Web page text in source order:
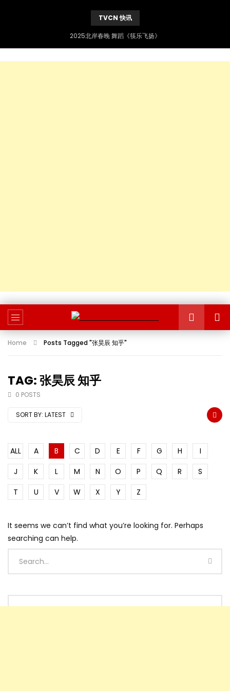
TVCN 快讯
2025北岸春晚 舞蹈《筷乐飞扬》
Home Posts Tagged "张昊辰 知乎"
TAG: 张昊辰 知乎
0 POSTS
SORT BY: LATEST
ALL A B C D E F G H
I
J
K L M N O P Q R
S
T
U V W X Y Z
It seems we can’t find what you’re looking for. Perhaps
searching can help.